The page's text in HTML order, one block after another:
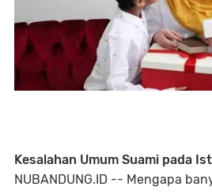
Kesalahan Umum Suami pada
NUBANDUNG.ID -- Mengapa